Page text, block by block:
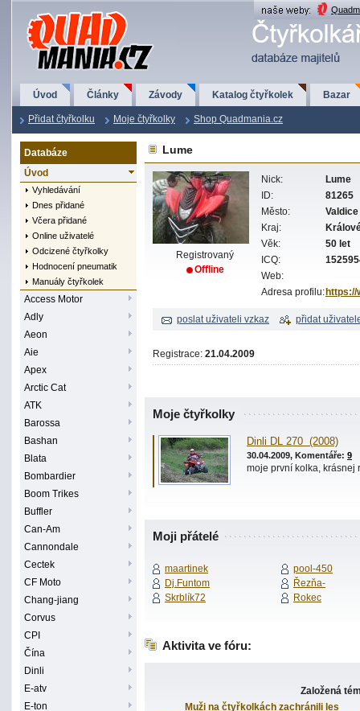
QuadMania.cz
Úvod Články Závody Katalog čtyřkolek Bazar
Přidat čtyřkolku Moje čtyřkolky Shop Quadmania.cz
Databáze
Úvod
Vyhledávání
Dnes přidané
Včera přidané
Online uživatelé
Odcizené čtyřkolky
Hodnocení pneumatik
Manuály čtyřkolek
Access Motor
Adly
Aeon
Aie
Apex
Arctic Cat
ATK
Barossa
Bashan
Blata
Bombardier
Boom Trikes
Buffler
Can-Am
Cannondale
Cectek
CF Moto
Chang-jiang
Corvus
CPI
Čína
Dinli
E-atv
E-ton
Lume
Registrovaný
Offline
Nick:
Lume
ID:
81265
Město:
Valdice
Kraj:
Věk:
50 let
ICQ:
Web:
Adresa profilu: https://
poslat uživateli vzkaz přidat
Registrace: 21.04.2009
Moje čtyřkolky
Dinli DL 270 (2008)
30.04.2009, Komentáře: 9
moje první kolka, krásnej
Moji přátelé
maartinek
pool-450
Dj.Funtom
Řezňa-
Skrblík72
Rokec
Aktivita ve fóru:
Založená
Muži na čtyřkolkách zachránili les